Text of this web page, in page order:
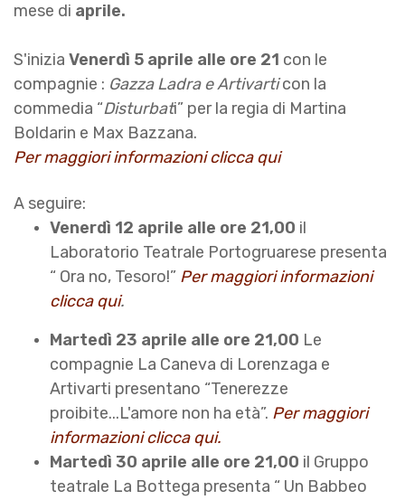
mese di aprile.
S'inizia Venerdì 5 aprile alle ore 21 con le
compagnie : Gazza Ladra e Artivarticon la
commedia “Disturbati” per la regia di Martina
Boldarin e Max Bazzana.
Per maggiori informazioni clicca qui
A seguire:
Venerdì 12 aprile alle ore 21,00 il
Laboratorio Teatrale Portogruarese presenta
“ Ora no, Tesoro!” Per maggiori informazioni
clicca qui.
Martedì 23 aprile alle ore 21,00 Le
compagnie La Caneva di Lorenzaga e
Artivarti presentano “Tenerezze
proibite...L'amore non ha età”. Per maggiori
informazioni clicca qui.
Martedì 30 aprile alle ore 21,00 il Gruppo
teatrale La Bottega presenta “ Un Babbeo